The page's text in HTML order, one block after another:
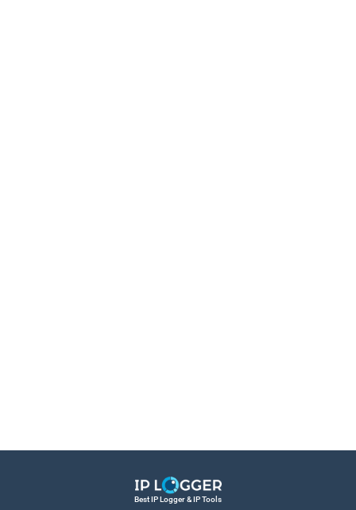
Best IP Logger & IP Tools